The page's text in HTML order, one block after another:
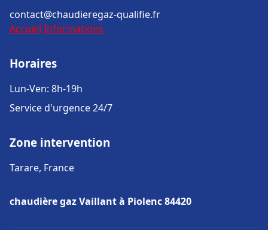
contact@chaudieregaz-qualifie.fr
Accueil Informations
Horaires
Lun-Ven: 8h-19h
Service d'urgence 24/7
Zone intervention
Tarare, France
chaudière gaz Vaillant à Piolenc 84420